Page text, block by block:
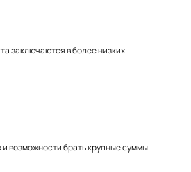
заключаются в более низких
и возможности брать крупные суммы